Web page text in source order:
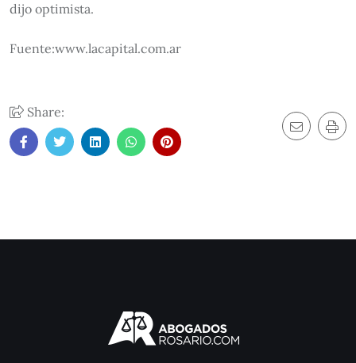
dijo optimista.
Fuente:www.lacapital.com.ar
Share: